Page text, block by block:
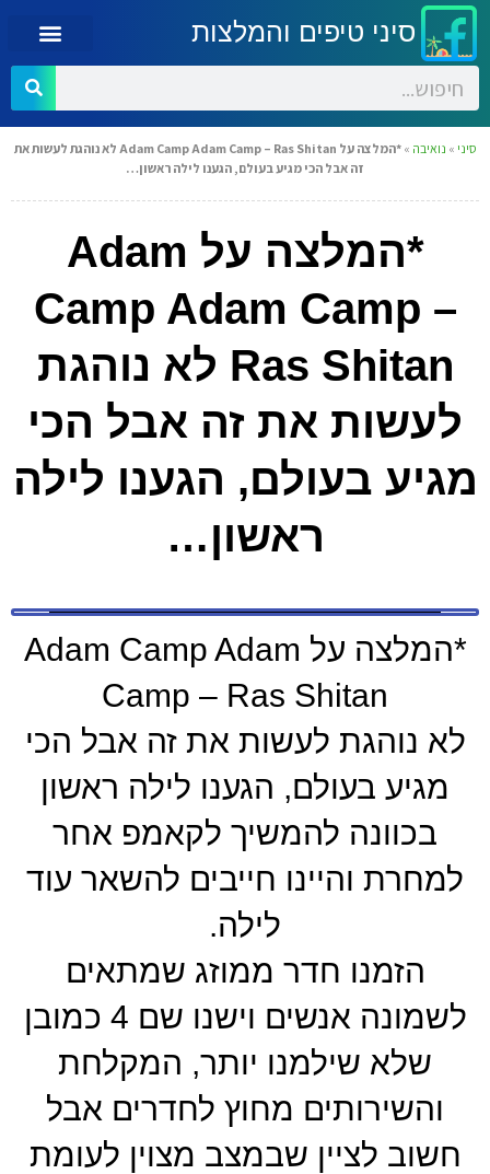
סיני טיפים והמלצות
סיני » נואיבה »
*המלצה על Adam Camp Adam Camp – Ras Shitan לא נוהגת לעשות את
זה אבל הכי מגיע בעולם, הגענו לילה ראשון…
*המלצה על Adam
Camp Adam Camp –
Ras Shitan לא נוהגת
לעשות את זה אבל הכי
מגיע בעולם, הגענו לילה
ראשון…
*המלצה על Adam Camp Adam
Camp – Ras Shitan
לא נוהגת לעשות את זה אבל הכי
מגיע בעולם, הגענו לילה ראשון
בכוונה להמשיך לקאמפ אחר
למחרת והיינו חייבים להשאר עוד
לילה.
הזמנו חדר ממוזג שמתאים
לשמונה אנשים וישנו שם 4 כמובן
שלא שילמנו יותר, המקלחת
והשירותים מחוץ לחדרים אבל
חשוב לציין שבמצב מצוין לעומת